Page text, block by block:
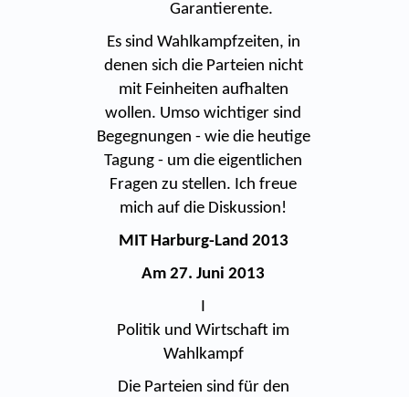
Garantierente.
Es sind Wahlkampfzeiten, in
denen sich die Parteien nicht
mit Feinheiten aufhalten
wollen. Umso wichtiger sind
Begegnungen - wie die heutige
Tagung - um die eigentlichen
Fragen zu stellen. Ich freue
mich auf die Diskussion!
MIT Harburg-Land 2013
Am 27. Juni 2013
I
Politik und Wirtschaft im
Wahlkampf
Die Parteien sind für den